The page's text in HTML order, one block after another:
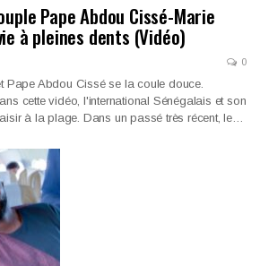
Pape Abdou Cissé-Marie
à pleines dents (Vidéo)
0
Pape Abdou Cissé se la coule douce.
cette vidéo, l'international Sénégalais et son
à la plage. Dans un passé très récent, le…